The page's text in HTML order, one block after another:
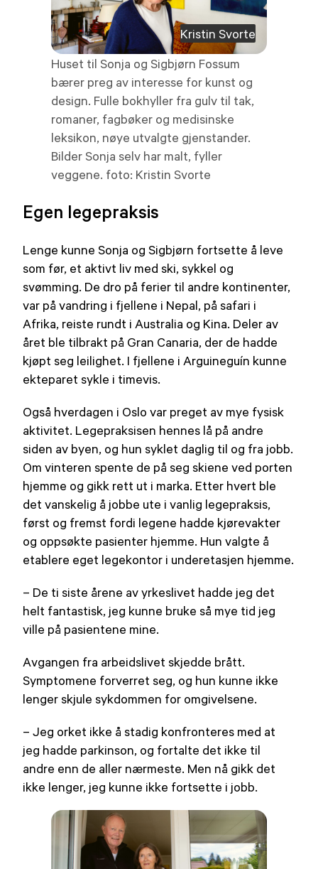
Kristin Svorte
Huset til Sonja og Sigbjørn Fossum
bærer preg av interesse for kunst og
design. Fulle bokhyller fra gulv til tak,
romaner, fagbøker og medisinske
leksikon, nøye utvalgte gjenstander.
Bilder Sonja selv har malt, fyller
veggene. foto: Kristin Svorte
Egen legepraksis
Lenge kunne Sonja og Sigbjørn fortsette å leve
som før, et aktivt liv med ski, sykkel og
svømming. De dro på ferier til andre kontinenter,
var på vandring i fjellene i Nepal, på safari i
Afrika, reiste rundt i Australia og Kina. Deler av
året ble tilbrakt på Gran Canaria, der de hadde
kjøpt seg leilighet. I fjellene i Arguineguín kunne
ekteparet sykle i timevis.
Også hverdagen i Oslo var preget av mye fysisk
aktivitet. Legepraksisen hennes lå på andre
siden av byen, og hun syklet daglig til og fra jobb.
Om vinteren spente de på seg skiene ved porten
hjemme og gikk rett ut i marka. Etter hvert ble
det vanskelig å jobbe ute i vanlig legepraksis,
først og fremst fordi legene hadde kjørevakter
og oppsøkte pasienter hjemme. Hun valgte å
etablere eget legekontor i underetasjen hjemme.
– De ti siste årene av yrkeslivet hadde jeg det
helt fantastisk, jeg kunne bruke så mye tid jeg
ville på pasientene mine.
Avgangen fra arbeidslivet skjedde brått.
Symptomene forverret seg, og hun kunne ikke
lenger skjule sykdommen for omgivelsene.
– Jeg orket ikke å stadig konfronteres med at
jeg hadde parkinson, og fortalte det ikke til
andre enn de aller nærmeste. Men nå gikk det
ikke lenger, jeg kunne ikke fortsette i jobb.